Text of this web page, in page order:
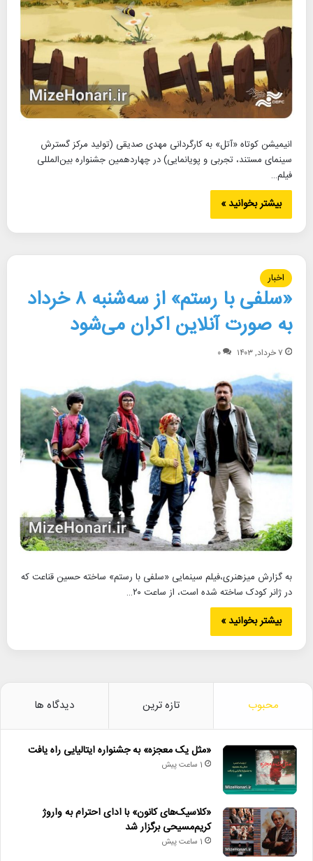
انیمیشن کوتاه «آتل» به کارگردانی مهدی صدیقی (تولید مرکز گسترش
سینمای مستند، تجربی و پویانمایی) در چهاردهمین جشنواره بین‌المللی
فیلم…
بیشتر بخوانید »
اخبار
«سلفی با رستم» از سه‌شنبه ۸ خرداد
به صورت آنلاین اکران می‌شود
۷ خرداد, ۱۴۰۳ ۰
به گزارش میزهنری،فیلم سینمایی «سلفی با رستم» ساخته حسین قناعت که
در ژانر کودک ساخته شده است، از ساعت ۲۰…
بیشتر بخوانید »
محبوب تازه ترین دیدگاه ها
«مثل یک معجزه» به جشنواره ایتالیایی راه یافت
1 ساعت پیش
«کلاسیک‌های کانون» با ادای احترام به واروژ
کریم‌مسیحی برگزار شد
1 ساعت پیش